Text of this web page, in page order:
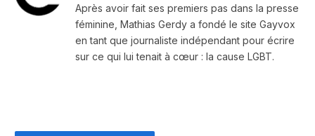
Après avoir fait ses premiers pas dans la presse
féminine, Mathias Gerdy a fondé le site Gayvox
en tant que journaliste indépendant pour écrire
sur ce qui lui tenait à cœur : la cause LGBT.